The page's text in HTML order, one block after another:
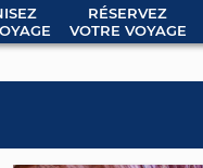
RÉSERVEZ
VOTRE VOYAGE